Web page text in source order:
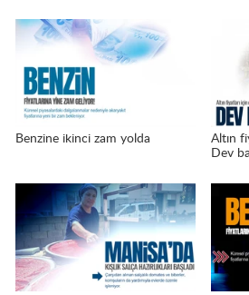
Benzine ikinci zam yolda
Altın
Dev